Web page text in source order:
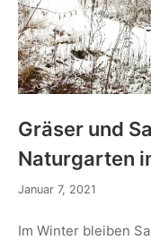
Gräser und
Naturgarten
Januar 7, 2021
Im Winter bleiben